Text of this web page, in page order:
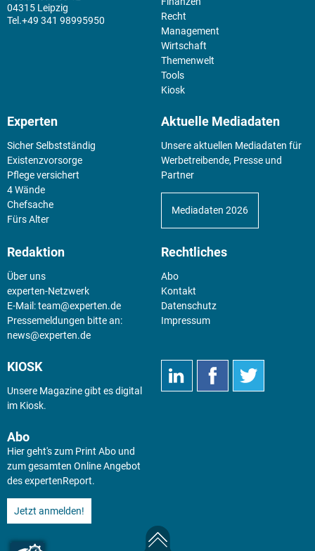
04315 Leipzig
+49 341 98995950
Recht
Management
Wirtschaft
Themenwelt
Tools
Kiosk
Experten
Sicher Selbstständig
Existenz­vorsorge
Pflege versichert
4 Wände
Chefsache
Fürs Alter
Aktuelle Mediadaten
Unsere aktuellen Mediadaten für
Werbetreibende, Presse und
Partner
Mediadaten 2026
Redaktion
Über uns
experten-Netzwerk
E-Mail:team@experten.de
Pressemeldungen bitte an:
news@experten.de
Rechtliches
Abo
Kontakt
Datenschutz
Impressum
KIOSK
Unsere Magazine gibt es digital
im Kiosk.
Abo
Hier geht's zum Print Abo und
zum gesamten Online Angebot
des expertenReport.
Jetzt anmelden!